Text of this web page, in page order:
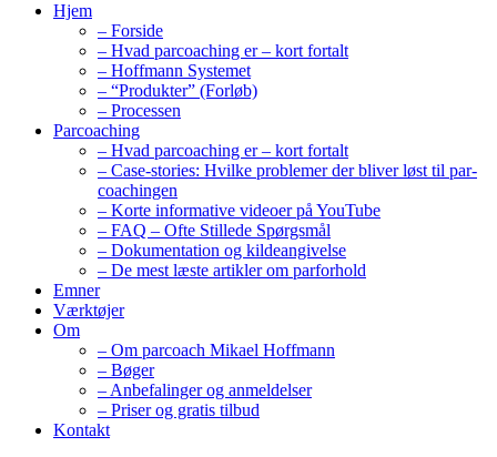
Hjem
– Forside
– Hvad parcoaching er – kort fortalt
– Hoffmann Systemet
– “Produkter” (Forløb)
– Processen
Parcoaching
– Hvad parcoaching er – kort fortalt
– Case-stories: Hvilke problemer der bliver løst til par-
coachingen
– Korte informative videoer på YouTube
– FAQ – Ofte Stillede Spørgsmål
– Dokumentation og kildeangivelse
– De mest læste artikler om parforhold
Emner
Værktøjer
Om
– Om parcoach Mikael Hoffmann
– Bøger
– Anbefalinger og anmeldelser
– Priser og gratis tilbud
Kontakt